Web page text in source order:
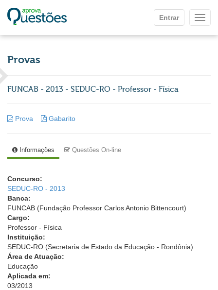
Entrar
Provas
FUNCAB - 2013 - SEDUC-RO - Professor - Física
Prova Gabarito
Informações Questões On-line
Concurso:
SEDUC-RO - 2013
Banca:
FUNCAB (Fundação Professor Carlos Antonio Bittencourt)
Cargo:
Professor - Física
Instituição:
SEDUC-RO (Secretaria de Estado da Educação - Rondônia)
Área de Atuação:
Educação
Aplicada em:
03/2013